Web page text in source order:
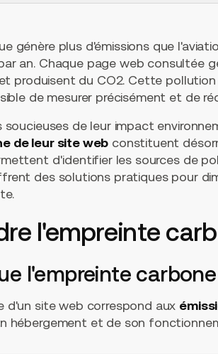
génère plus d'émissions que
an. Chaque page web consultée
produisent du CO2. Cette
de mesurer précisément et de
soucieuses de leur impact
de leur site web constituent
d'identifier les sources de
des solutions pratiques pour
l'empreinte
l'empreinte
d'un site web correspond aux
hébergement et de son